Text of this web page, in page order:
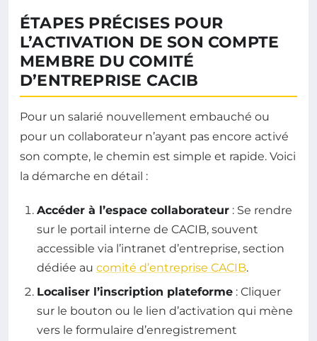
ÉTAPES PRÉCISES POUR
L’ACTIVATION DE SON COMPTE
MEMBRE DU COMITÉ
D’ENTREPRISE CACIB
Pour un salarié nouvellement embauché ou
pour un collaborateur n’ayant pas encore activé
son compte, le chemin est simple et rapide. Voici
la démarche en détail :
Accéder à l’espace collaborateur : Se rendre
sur le portail interne de CACIB, souvent
accessible via l’intranet d’entreprise, section
dédiée au comité d’entreprise CACIB.
Localiser l’inscription plateforme : Cliquer
sur le bouton ou le lien d’activation qui mène
vers le formulaire d’enregistrement